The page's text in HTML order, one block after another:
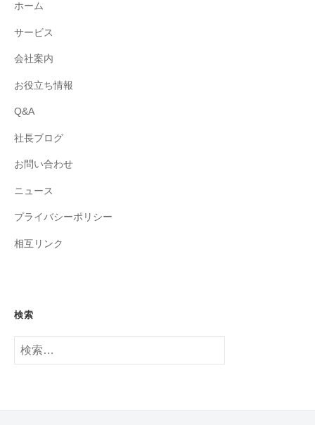
ホーム
サービス
会社案内
お役立ち情報
Q&A
社長ブログ
お問い合わせ
ニュース
プライバシーポリシー
相互リンク
検索
検